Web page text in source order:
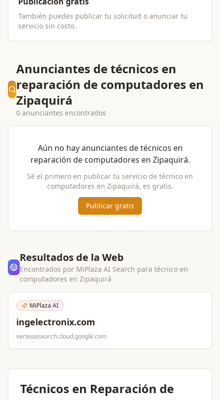
También puedes publicar tu solicitud o anunciar tu
servicio sin costo.
Anunciantes de técnicos en
reparación de computadores en
Zipaquirá
0 anunciantes encontrados
Aún no hay anunciantes detécnicos en
reparación de computadores en Zipaquirá.
Sé el primero en publicar tu servicio de técnico en
computadores en Zipaquirá, es gratis.
Publicar gratis
Resultados de la Web
Encontrados por MiPlaza AI Search para técnico en
computadores en Zipaquirá
MiPlaza AI
ingelectronix.com
vertexaisearch.cloud.google.com
Técnicos en Reparación de